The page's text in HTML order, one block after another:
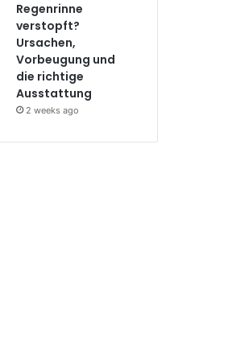
Regenrinne
verstopft?
Ursachen,
Vorbeugung und
die richtige
Ausstattung
2 weeks ago